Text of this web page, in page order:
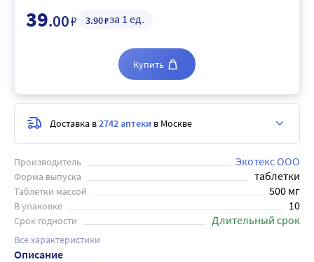
Производитель Экотекс ООО
Форма выпуска таблетки
Таблетки массой 500 мг
В упаковке 10
Срок годности Длительный срок
Все характеристики
Описание
39.00₽ 3.90₽за 1 ед.
Купить
Доставка в2742 аптеки в Москве